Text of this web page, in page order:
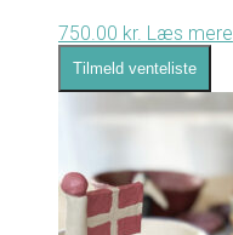
750.00 kr. Læs mere
Tilmeld venteliste